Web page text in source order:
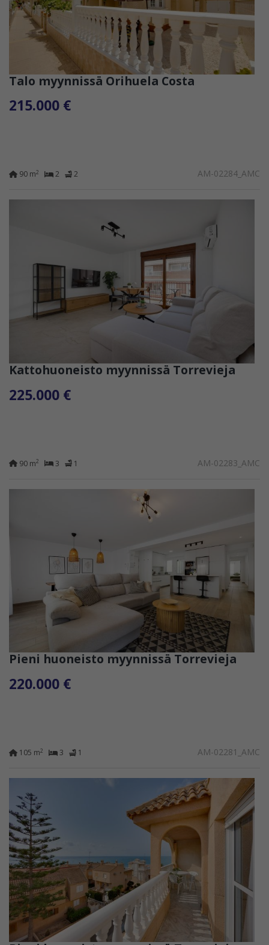
Talo myynnissä Orihuela Costa
215.000 €
90 m2 2 2 AM-02284_AMC
Kattohuoneisto myynnissä Torrevieja
225.000 €
90 m2 3 1 AM-02283_AMC
Pieni huoneisto myynnissä Torrevieja
220.000 €
105 m2 3 1 AM-02281_AMC